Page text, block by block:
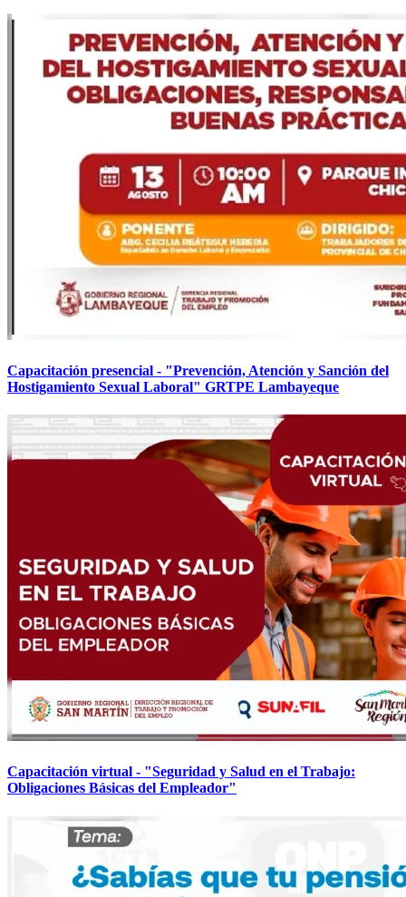
Capacitación presencial - "Prevención, Atención y Sanción del
Hostigamiento Sexual Laboral" GRTPE Lambayeque
Capacitación virtual - "Seguridad y Salud en el Trabajo:
Obligaciones Básicas del Empleador"